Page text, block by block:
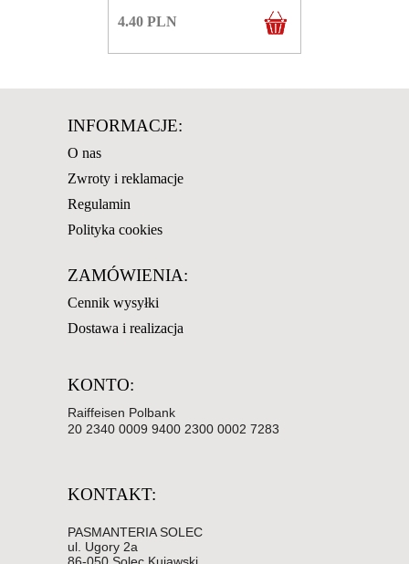
4.40 PLN
INFORMACJE:
O nas
Zwroty i reklamacje
Regulamin
Polityka cookies
ZAMÓWIENIA:
Cennik wysyłki
Dostawa i realizacja
KONTO:
Raiffeisen Polbank
20 2340 0009 9400 2300 0002 7283
KONTAKT:
PASMANTERIA SOLEC
ul. Ugory 2a
86-050 Solec Kujawski